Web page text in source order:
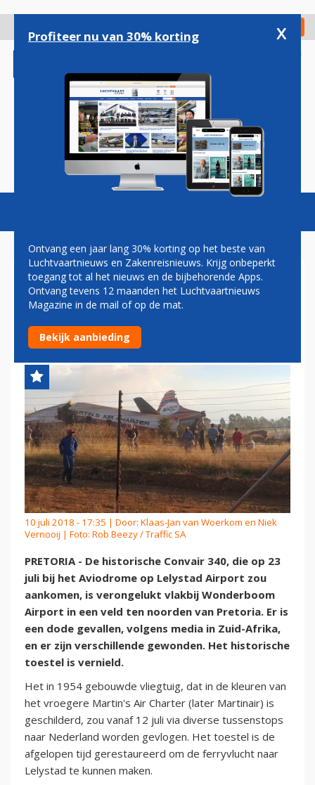
gaan
Check in
Magazine Podcasts Vacatures
DODE BIJ CRASH VOOR
AVIODROME BESTEMDE
CONVAIR IN ZUID-AFRIKA
10 juli 2018 - 17:35 | Door: Klaas-Jan van Woerkom en Niek
Vernooij | Foto: Rob Beezy / Traffic SA
PRETORIA - De historische Convair 340, die op 23
juli bij het Aviodrome op Lelystad Airport zou
aankomen, is verongelukt vlakbij Wonderboom
Airport in een veld ten noorden van Pretoria. Er is
een dode gevallen, volgens media in Zuid-Afrika,
en er zijn verschillende gewonden. Het historische
toestel is vernield.
Het in 1954 gebouwde vliegtuig, dat in de kleuren van
het vroegere Martin's Air Charter (later Martinair) is
geschilderd, zou vanaf 12 juli via diverse tussenstops
naar Nederland worden gevlogen. Het toestel is de
afgelopen tijd gerestaureerd om de ferryvlucht naar
Lelystad te kunnen maken.
Profiteer nu van 30% korting x
Ontvang een jaar lang 30% korting op het beste van
Luchtvaartnieuws en Zakenreisnieuws. Krijg onbeperkt
toegang tot al het nieuws en de bijbehorende Apps.
Ontvang tevens 12 maanden het Luchtvaartnieuws
Magazine in de mail of op de mat.
Bekijk aanbieding